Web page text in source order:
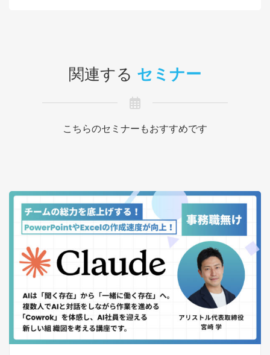
関連する セミナー
こちらのセミナーもおすすめです